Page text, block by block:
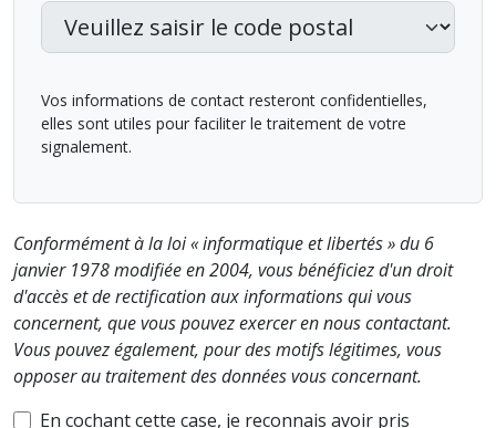
Vos informations de contact resteront confidentielles,
elles sont utiles pour faciliter le traitement de votre
signalement.
Conformément à la loi « informatique et libertés » du 6
janvier 1978 modifiée en 2004, vous bénéficiez d'un droit
d'accès et de rectification aux informations qui vous
concernent, que vous pouvez exercer en nous contactant.
Vous pouvez également, pour des motifs légitimes, vous
opposer au traitement des données vous concernant.
En cochant cette case, je reconnais avoir pris